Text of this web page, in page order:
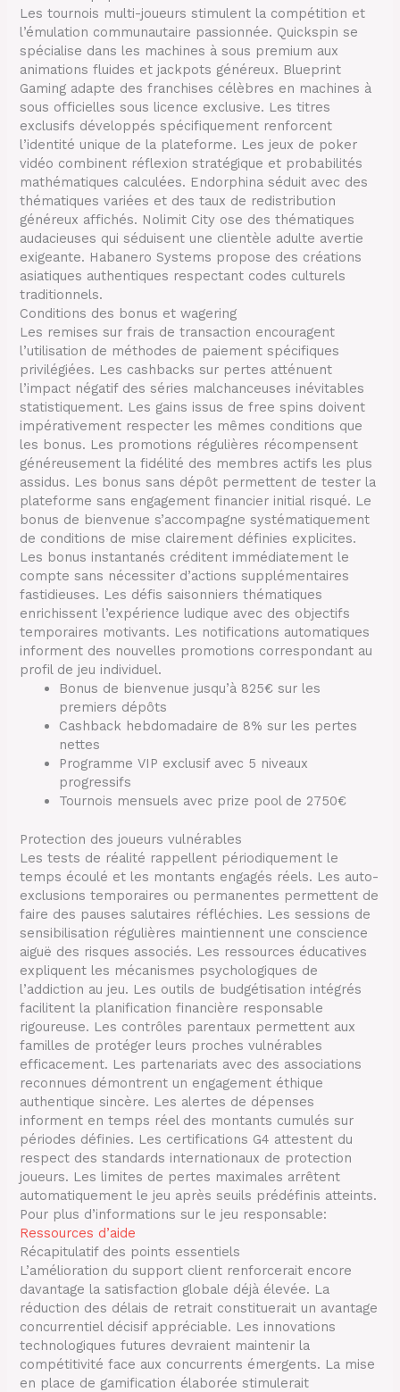
Les tournois multi-joueurs stimulent la compétition et
l’émulation communautaire passionnée. Quickspin se
spécialise dans les machines à sous premium aux
animations fluides et jackpots généreux. Blueprint
Gaming adapte des franchises célèbres en machines à
sous officielles sous licence exclusive. Les titres
exclusifs développés spécifiquement renforcent
l’identité unique de la plateforme. Les jeux de poker
vidéo combinent réflexion stratégique et probabilités
mathématiques calculées. Endorphina séduit avec des
thématiques variées et des taux de redistribution
généreux affichés. Nolimit City ose des thématiques
audacieuses qui séduisent une clientèle adulte avertie
exigeante. Habanero Systems propose des créations
asiatiques authentiques respectant codes culturels
traditionnels.
Conditions des bonus et wagering
Les remises sur frais de transaction encouragent
l’utilisation de méthodes de paiement spécifiques
privilégiées. Les cashbacks sur pertes atténuent
l’impact négatif des séries malchanceuses inévitables
statistiquement. Les gains issus de free spins doivent
impérativement respecter les mêmes conditions que
les bonus. Les promotions régulières récompensent
généreusement la fidélité des membres actifs les plus
assidus. Les bonus sans dépôt permettent de tester la
plateforme sans engagement financier initial risqué. Le
bonus de bienvenue s’accompagne systématiquement
de conditions de mise clairement définies explicites.
Les bonus instantanés créditent immédiatement le
compte sans nécessiter d’actions supplémentaires
fastidieuses. Les défis saisonniers thématiques
enrichissent l’expérience ludique avec des objectifs
temporaires motivants. Les notifications automatiques
informent des nouvelles promotions correspondant au
profil de jeu individuel.
Bonus de bienvenue jusqu’à 825€ sur les
premiers dépôts
Cashback hebdomadaire de 8% sur les pertes
nettes
Programme VIP exclusif avec 5 niveaux
progressifs
Tournois mensuels avec prize pool de 2750€
Protection des joueurs vulnérables
Les tests de réalité rappellent périodiquement le
temps écoulé et les montants engagés réels. Les auto-
exclusions temporaires ou permanentes permettent de
faire des pauses salutaires réfléchies. Les sessions de
sensibilisation régulières maintiennent une conscience
aiguë des risques associés. Les ressources éducatives
expliquent les mécanismes psychologiques de
l’addiction au jeu. Les outils de budgétisation intégrés
facilitent la planification financière responsable
rigoureuse. Les contrôles parentaux permettent aux
familles de protéger leurs proches vulnérables
efficacement. Les partenariats avec des associations
reconnues démontrent un engagement éthique
authentique sincère. Les alertes de dépenses
informent en temps réel des montants cumulés sur
périodes définies. Les certifications G4 attestent du
respect des standards internationaux de protection
joueurs. Les limites de pertes maximales arrêtent
automatiquement le jeu après seuils prédéfinis atteints.
Pour plus d’informations sur le jeu responsable:
Ressources d’aide
Récapitulatif des points essentiels
L’amélioration du support client renforcerait encore
davantage la satisfaction globale déjà élevée. La
réduction des délais de retrait constituerait un avantage
concurrentiel décisif appréciable. Les innovations
technologiques futures devraient maintenir la
compétitivité face aux concurrents émergents. La mise
en place de gamification élaborée stimulerait